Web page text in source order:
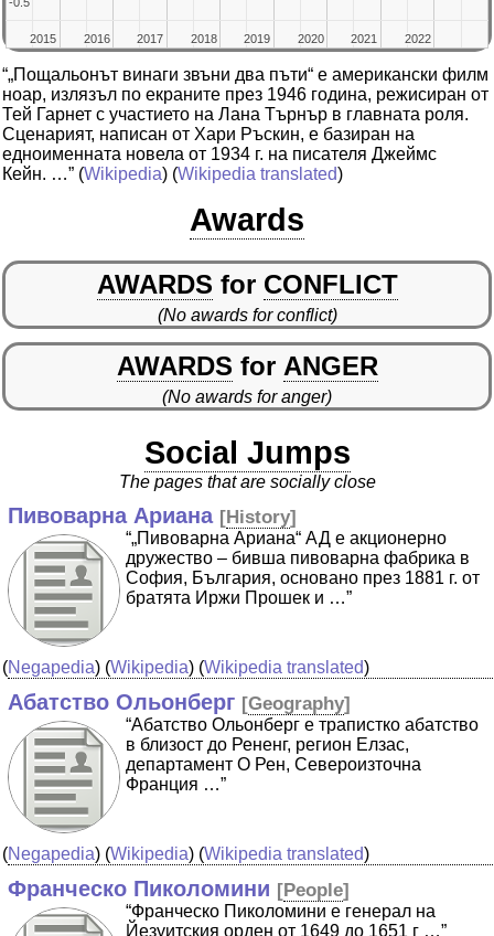
2015
2015 2016
2016 2017
2017 2018
2018 2019
2019 2020
2020 2021
2021 2022
2022
“„Пощальонът винаги звъни два пъти“ е американски филм
ноар, излязъл по екраните през 1946 година, режисиран от
Тей Гарнет с участието на Лана Търнър в главната роля.
Сценарият, написан от Хари Ръскин, е базиран на
едноименната новела от 1934 г. на писателя Джеймс
Кейн. …” (Wikipedia) (Wikipedia translated)
Awards
AWARDS for CONFLICT
(No awards for conflict)
AWARDS for ANGER
(No awards for anger)
Social Jumps
The pages that are socially close
Пивоварна Ариана [History]
“„Пивоварна Ариана“ АД е акционерно
дружество – бивша пивоварна фабрика в
София, България, основано през 1881 г. от
братята Иржи Прошек и …”
(Negapedia) (Wikipedia) (Wikipedia translated)
Абатство Ольонберг [Geography]
“Абатство Ольонберг е трапистко абатство
в близост до Рененг, регион Елзас,
департамент О Рен, Североизточна
Франция …”
(Negapedia) (Wikipedia) (Wikipedia translated)
Франческо Пиколомини [People]
“Франческо Пиколомини е генерал на
Йезуитския орден от 1649 до 1651 г …”